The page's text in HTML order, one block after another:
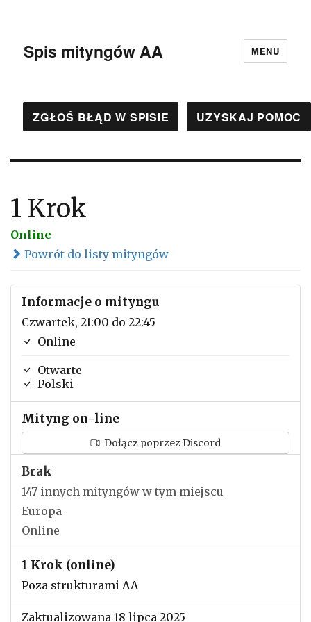
Spis mityngów AA MENU
ZGŁOŚ BŁĄD W SPISIE UZYSKAJ POMOC
1 Krok
Online
Powrót do listy mityngów
Informacje o mityngu
Czwartek, 21:00 do 22:45
Online
Otwarte
Polski
Mityng on-line
Dołącz poprzez Discord
Brak
147 innych mityngów w tym miejscu
Europa
Online
1 Krok (online)
Poza strukturami AA
Zaktualizowana 18 lipca 2025